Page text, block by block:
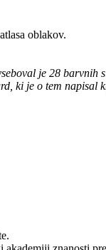
oblakov.
je 28 barvnih
ki je o tem napisal